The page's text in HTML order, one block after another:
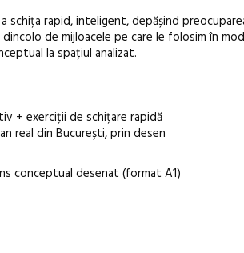
schița rapid, inteligent, depășind
de mijloacele pe care le folosim în
la spațiul analizat.
+ exerciții de schițare rapidă
real din București, prin desen
conceptual desenat (format A1)